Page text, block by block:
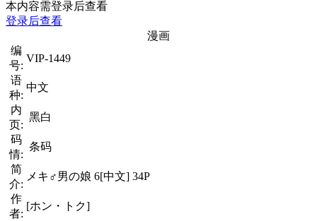
本内容需登录后查看
登录后查看
漫画
编
号:
VIP-1449
语
种:
中文
内
页:
黑白
码
情:
条码
简
介:
メキ♂男の娘 6[中文] 34P
作
者:
[ホン・トク]